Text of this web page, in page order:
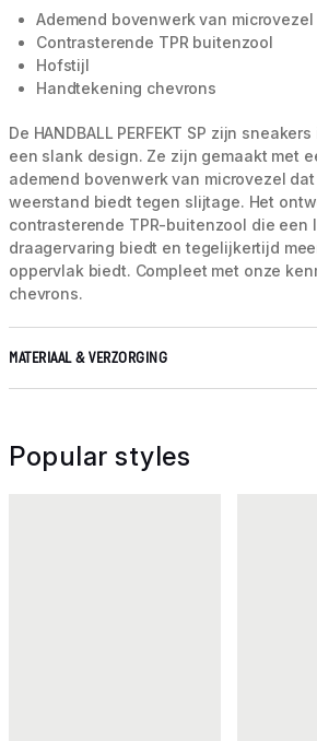
Ademend bovenwerk van microvezel
Contrasterende TPR buitenzool
Hofstijl
Handtekening chevrons
De HANDBALL PERFEKT SP zijn
een slank design. Ze zijn gemaakt met
ademend bovenwerk van microvezel
weerstand biedt tegen slijtage. Het
contrasterende TPR-buitenzool die een
draagervaring biedt en tegelijkertijd
oppervlak biedt. Compleet met onze
chevrons.
MATERIAAL & VERZORGING
Popular styles